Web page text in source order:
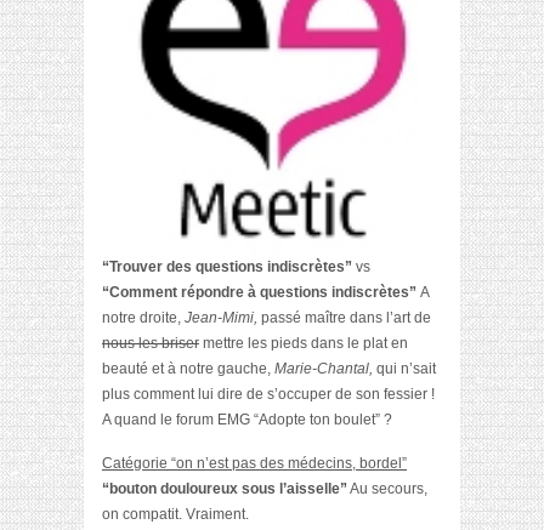
“Trouver des questions indiscrètes” vs
“Comment répondre à questions indiscrètes” A
notre droite, Jean-Mimi, passé maître dans l’art de
nous les briser mettre les pieds dans le plat en
beauté et à notre gauche, Marie-Chantal, qui n’sait
plus comment lui dire de s’occuper de son fessier !
A quand le forum EMG “Adopte ton boulet” ?
Catégorie “on n’est pas des médecins, bordel”
“bouton douloureux sous l’aisselle” Au secours,
on compatit. Vraiment.